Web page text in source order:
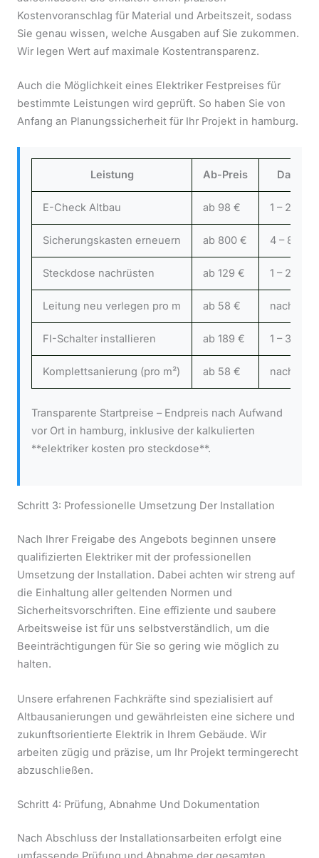
Kostenvoranschlag für Material und Arbeitszeit, sodass
Sie genau wissen, welche Ausgaben auf Sie zukommen.
Wir legen Wert auf maximale Kostentransparenz.
Auch die Möglichkeit eines Elektriker Festpreises für
bestimmte Leistungen wird geprüft. So haben Sie von
Anfang an Planungssicherheit für Ihr Projekt in hamburg.
Leistung Ab-Preis Dauer
E-Check Altbau ab 98 € 1 – 2
Sicherungskasten erneuern ab 800 € 4 – 8
Steckdose nachrüsten ab 129 € 1 – 2
Leitung neu verlegen pro m ab 58 € nach
FI-Schalter installieren ab 189 € 1 – 3
Komplettsanierung (pro m²) ab 58 € nach
Transparente Startpreise – Endpreis nach Aufwand
vor Ort in hamburg, inklusive der kalkulierten
**elektriker kosten pro steckdose**.
Schritt 3: Professionelle Umsetzung Der Installation
Nach Ihrer Freigabe des Angebots beginnen unsere
qualifizierten Elektriker mit der professionellen
Umsetzung der Installation. Dabei achten wir streng auf
die Einhaltung aller geltenden Normen und
Sicherheitsvorschriften. Eine effiziente und saubere
Arbeitsweise ist für uns selbstverständlich, um die
Beeinträchtigungen für Sie so gering wie möglich zu
halten.
Unsere erfahrenen Fachkräfte sind spezialisiert auf
Altbausanierungen und gewährleisten eine sichere und
zukunftsorientierte Elektrik in Ihrem Gebäude. Wir
arbeiten zügig und präzise, um Ihr Projekt termingerecht
abzuschließen.
Schritt 4: Prüfung, Abnahme Und Dokumentation
Nach Abschluss der Installationsarbeiten erfolgt eine